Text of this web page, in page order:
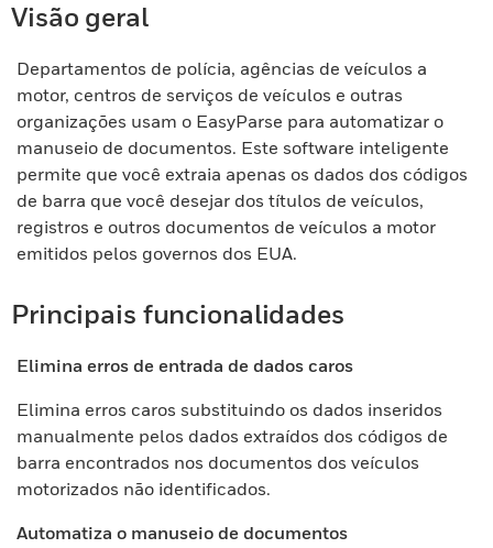
Visão geral
Departamentos de polícia, agências de veículos a
motor, centros de serviços de veículos e outras
organizações usam o EasyParse para automatizar o
manuseio de documentos. Este software inteligente
permite que você extraia apenas os dados dos códigos
de barra que você desejar dos títulos de veículos,
registros e outros documentos de veículos a motor
emitidos pelos governos dos EUA.
Principais funcionalidades
Elimina erros de entrada de dados caros
Elimina erros caros substituindo os dados inseridos
manualmente pelos dados extraídos dos códigos de
barra encontrados nos documentos dos veículos
motorizados não identificados.
Automatiza o manuseio de documentos